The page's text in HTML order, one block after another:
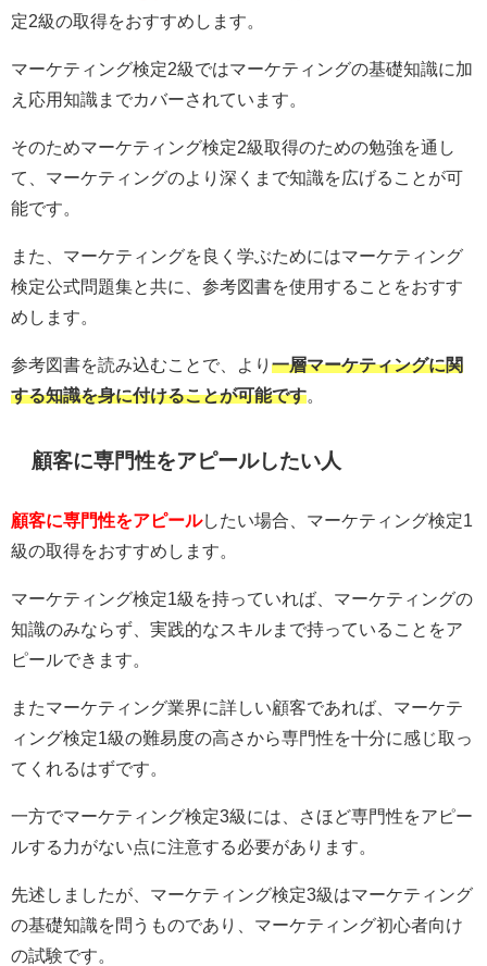
定2級の取得をおすすめします。
マーケティング検定2級ではマーケティングの基礎知識に加
え応用知識までカバーされています。
そのためマーケティング検定2級取得のための勉強を通し
て、マーケティングのより深くまで知識を広げることが可
能です。
また、マーケティングを良く学ぶためにはマーケティング
検定公式問題集と共に、参考図書を使用することをおすす
めします。
参考図書を読み込むことで、より 一層マーケティングに関
する知識を身に付けることが可能です
顧客に専門性をアピールしたい人
顧客に専門性をアピールしたい場合、マーケティング検定1
級の取得をおすすめします。
マーケティング検定1級を持っていれば、マーケティングの
知識のみならず、実践的なスキルまで持っていることをア
ピールできます。
またマーケティング業界に詳しい顧客であれば、マーケテ
ィング検定1級の難易度の高さから専門性を十分に感じ取っ
てくれるはずです。
一方でマーケティング検定3級には、さほど専門性をアピー
ルする力がない点に注意する必要があります。
先述しましたが、マーケティング検定3級はマーケティング
の基礎知識を問うものであり、マーケティング初心者向け
の試験です。